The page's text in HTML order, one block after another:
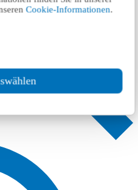
Cookie-Informationen.